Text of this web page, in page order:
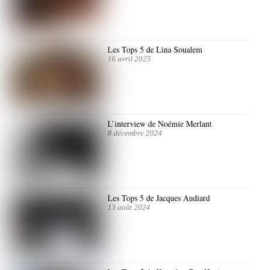
Les Tops 5 de Lina Soualem
16 avril 2025
L’interview de Noémie Merlant
8 décembre 2024
Les Tops 5 de Jacques Audiard
13 août 2024